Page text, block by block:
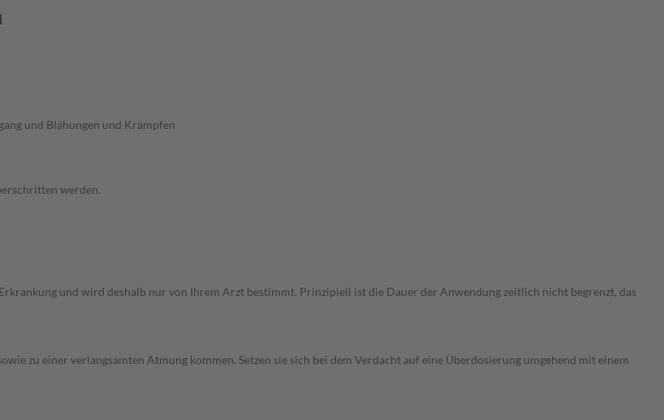
und Blähungen und Krämpfen
werden.
und wird deshalb nur von Ihrem Arzt bestimmt. Prinzipiell ist die Dauer der Anwendung zeitlich nicht begrenzt, das
zu einer verlangsamten Atmung kommen. Setzen sie sich bei dem Verdacht auf eine Überdosierung umgehend mit einem